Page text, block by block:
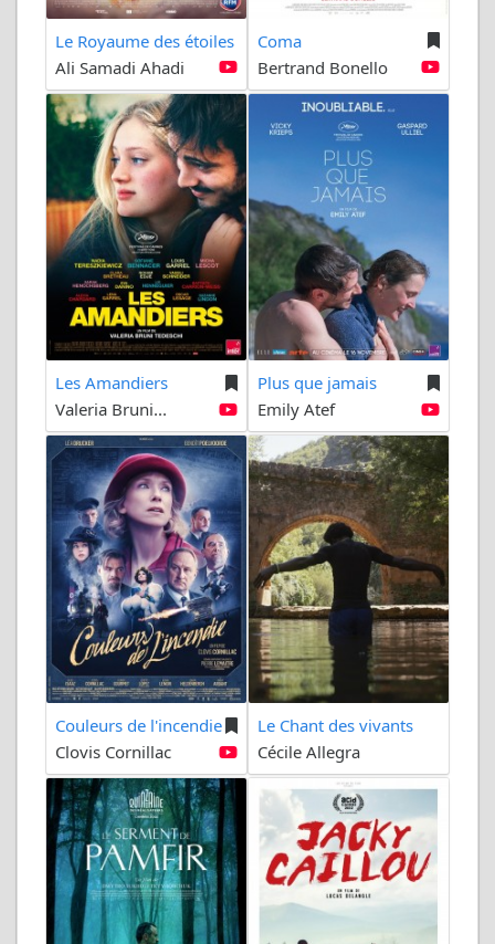
Le Royaume des étoiles
Ali Samadi Ahadi
Coma
Bertrand Bonello
Les Amandiers
Valeria Bruni...
Plus que jamais
Emily Atef
Couleurs de l'incendie
Clovis Cornillac
Le Chant des vivants
Cécile Allegra